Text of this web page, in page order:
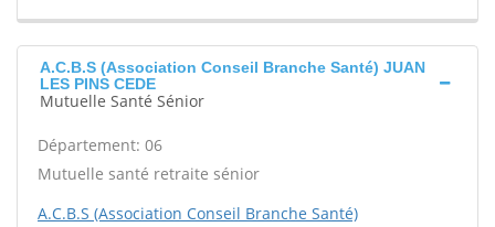
A.C.B.S (Association Conseil Branche Santé) JUAN
LES PINS CEDE
Mutuelle Santé Sénior
Département: 06
Mutuelle santé retraite sénior
A.C.B.S (Association Conseil Branche Santé)